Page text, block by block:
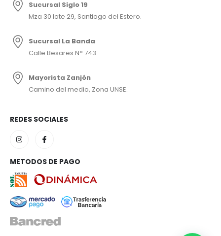
Sucursal Siglo 19
Mza 30 lote 29, Santiago del Estero.
Sucursal La Banda
Calle Besares N° 743
Mayorista Zanjón
Camino del medio, Zona UNSE.
REDES SOCIALES
METODOS DE PAGO